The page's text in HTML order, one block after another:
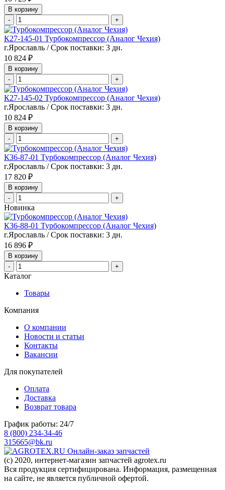
В корзину
-
+
К27-145-01 Турбокомпрессор (Аналог Чехия)
г.Ярославль / Срок поставки: 3 дн.
10 824 ₽
В корзину
-
+
К27-145-02 Турбокомпрессор (Аналог Чехия)
г.Ярославль / Срок поставки: 3 дн.
10 824 ₽
В корзину
-
+
К36-87-01 Турбокомпрессор (Аналог Чехия)
г.Ярославль / Срок поставки: 3 дн.
17 820 ₽
В корзину
-
+
Новинка
К36-88-01 Турбокомпрессор (Аналог Чехия)
г.Ярославль / Срок поставки: 3 дн.
16 896 ₽
В корзину
-
+
Каталог
Товары
Компания
О компании
Новости и статьи
Контакты
Вакансии
Для покупателей
Оплата
Доставка
Возврат товара
График работы: 24/7
8 (800) 234-34-46
315665@bk.ru
Онлайн-заказ запчастей
(c) 2020, интернет-магазин запчастей agrotex.ru
Вся продукция сертифицирована. Информация, размещенная
на сайте, не является публичной офертой.